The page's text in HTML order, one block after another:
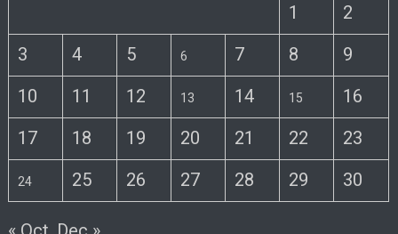
1
2
3
4 5 6 7 8
9
10
11 12 13 14 15
16
17
18 19 20 21 22 23
24 25 26 27 28 29
30